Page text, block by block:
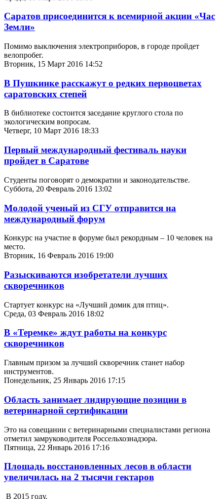
Саратов присоединится к всемирной акции «Час
Земли»
Помимо выключения электроприборов, в городе пройдет
велопробег.
Вторник, 15 Март 2016 14:52
В Пушкинке расскажут о редких первоцветах
саратовских степей
В библиотеке состоится заседание круглого стола по
экологическим вопросам.
Четверг, 10 Март 2016 18:33
Первый международный фестиваль науки
пройдет в Саратове
Студенты поговорят о демократии и законодательстве.
Суббота, 20 Февраль 2016 13:02
Молодой ученый из СГУ отправится на
международный форум
Конкурс на участие в форуме был рекордным – 10 человек на
место.
Вторник, 16 Февраль 2016 19:00
Разыскиваются изобретатели лучших
скворечников
Стартует конкурс на «Лучший домик для птиц».
Среда, 03 Февраль 2016 18:02
В «Теремке» ждут работы на конкурс
скворечников
Главным призом за лучший скворечник станет набор
инструментов.
Понедельник, 25 Январь 2016 17:15
Область занимает лидирующие позиции в
ветеринарной сертификации
Это на совещании с ветеринарными специалистами региона
отметил замруководителя Россельхознадзора.
Пятница, 22 Январь 2016 17:16
Площадь восстановленных лесов в области
увеличилась на 2 тысячи гектаров
В 2015 году.